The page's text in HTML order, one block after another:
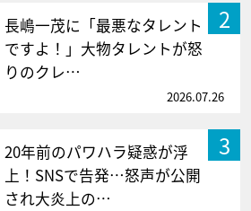
2
長嶋一茂に「最悪なタレント
ですよ！」大物タレントが怒
りのクレ…
2026.07.26
3
20年前のパワハラ疑惑が浮
上！SNSで告発…怒声が公開
され大炎上の…